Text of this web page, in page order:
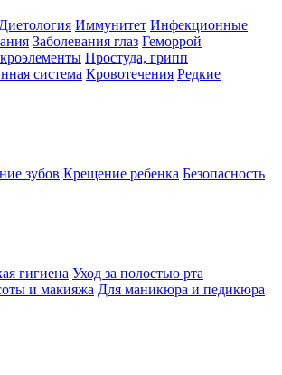
Диетология Иммунитет Инфекционные
Заболевания глаз Геморрой
Простуда, грипп
система Кровотечения Редкие
зубов Крещение ребенка Безопасность
гигиена Уход за полостью рта
и макияжа Для маникюра и педикюра